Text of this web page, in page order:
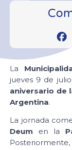
La
jueves 9 de
aniversario de
Argentina.
La jornada
Deum en la